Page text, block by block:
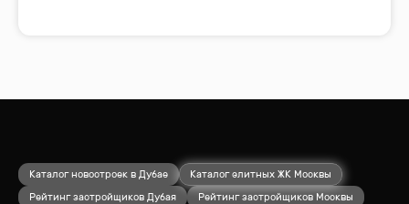
Каталог новостроек в Дубае
Каталог элитных ЖК Москвы
Рейтинг застройщиков Дубая
Рейтинг застройщиков Москвы